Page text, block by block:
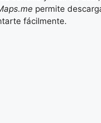
permite
fácilmente.